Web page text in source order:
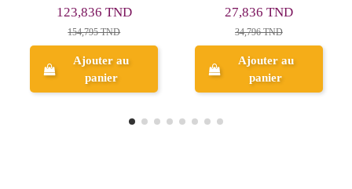
de fleurs 111 pcs - Sluban
27,836 TND
34,796 TND
Ajouter au
panier
construction
38,080 TND
Ajouter au
panier